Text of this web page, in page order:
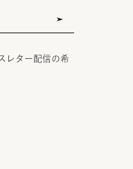
レター配信の希